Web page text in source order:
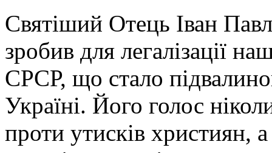
Святіший Отець Іван
зробив для легалізації
СРСР, що стало
Україні. Його голос
проти утисків християн,